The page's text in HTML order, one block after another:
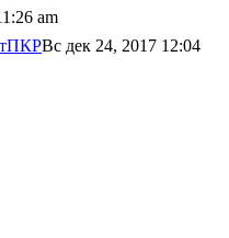
am
Вс дек 24, 2017 12:04